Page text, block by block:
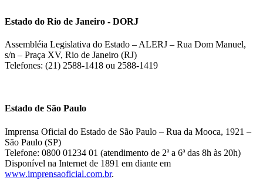
Estado do Rio de Janeiro - DORJ
Assembléia Legislativa do Estado – ALERJ – Rua Dom Manuel,
s/n – Praça XV, Rio de Janeiro (RJ)
Telefones: (21) 2588-1418 ou 2588-1419
Estado de São Paulo
Imprensa Oficial do Estado de São Paulo – Rua da Mooca, 1921 –
São Paulo (SP)
Telefone: 0800 01234 01 (atendimento de 2ª a 6ª das 8h às 20h)
Disponível na Internet de 1891 em diante em
www.imprensaoficial.com.br.